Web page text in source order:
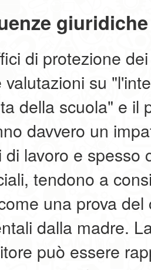
di protezione
su
della scuola" e il
davvero un
di lavoro e spesso
tendono a
una prova
dalla madre.
può essere